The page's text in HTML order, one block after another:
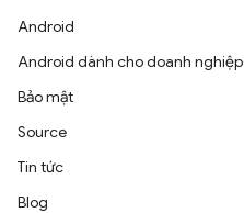
Android
Android dành cho doanh nghiệp
Bảo mật
Source
Tin tức
Blog